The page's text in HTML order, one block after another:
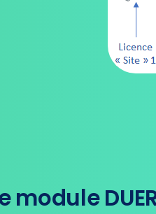
module